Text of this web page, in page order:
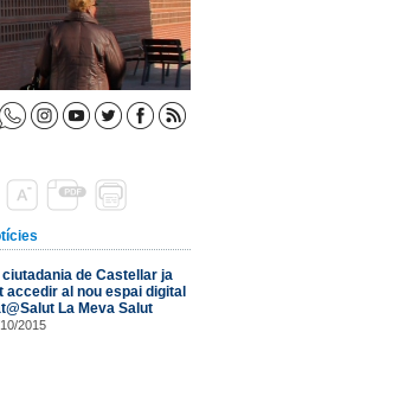
ciutadania de Castellar ja
accedir al nou espai digital
La Meva Salut
2015